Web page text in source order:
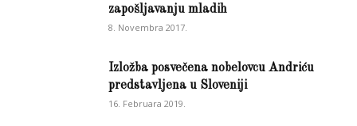
zapošljavanju mladih
8. Novembra 2017.
Izložba posvečena nobelovcu Andriću
predstavljena u Sloveniji
16. Februara 2019.